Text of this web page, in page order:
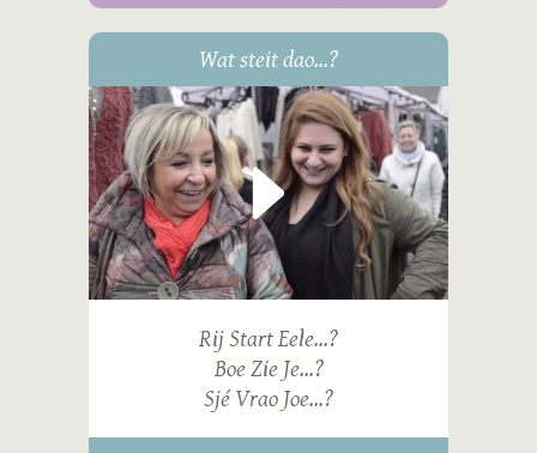
Wat steit dao...?
Rij Start Eele...?
Boe Zie Je...?
Sjé Vrao Joe...?